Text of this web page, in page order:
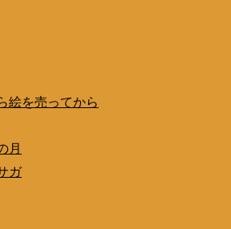
絵を売ってから
月
ガ